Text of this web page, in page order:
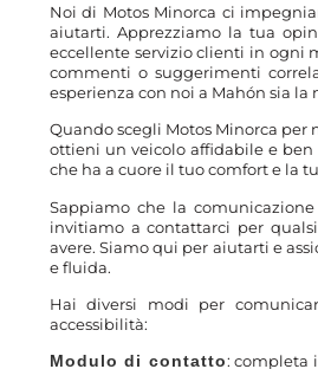
Noi di Motos Minorca ci
aiutarti. Apprezziamo la tua
eccellente servizio clienti in ogni
commenti o suggerimenti
esperienza con noi a Mahón sia la
Quando scegli Motos Minorca
ottieni un veicolo affidabile e
che ha a cuore il tuo comfort e la
Sappiamo che la
invitiamo a contattarci per
avere. Siamo qui per aiutarti e
e fluida.
Hai diversi modi per
accessibilità:
Modulo di contatto: completa